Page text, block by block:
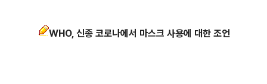
WHO, 신종 코로나에서 마스크 사용에 대한 조언